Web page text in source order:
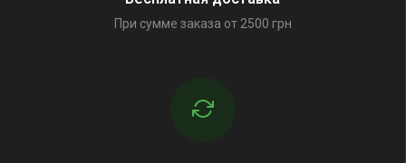
При сумме заказа от 2500 грн